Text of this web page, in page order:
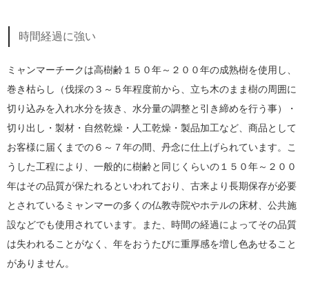
時間経過に強い
ミャンマーチークは高樹齢１５０年～２００年の成熟樹を使用し、
巻き枯らし（伐採の３～５年程度前から、立ち木のまま樹の周囲に
切り込みを入れ水分を抜き、水分量の調整と引き締めを行う事）・
切り出し・製材・自然乾燥・人工乾燥・製品加工など、商品として
お客様に届くまでの６～７年の間、丹念に仕上げられています。こ
うした工程により、一般的に樹齢と同じくらいの１５０年～２００
年はその品質が保たれるといわれており、古来より長期保存が必要
とされているミャンマーの多くの仏教寺院やホテルの床材、公共施
設などでも使用されています。また、時間の経過によってその品質
は失われることがなく、年をおうたびに重厚感を増し色あせること
がありません。